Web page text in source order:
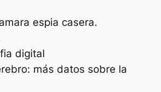
espia casera.
digital
más datos sobre la